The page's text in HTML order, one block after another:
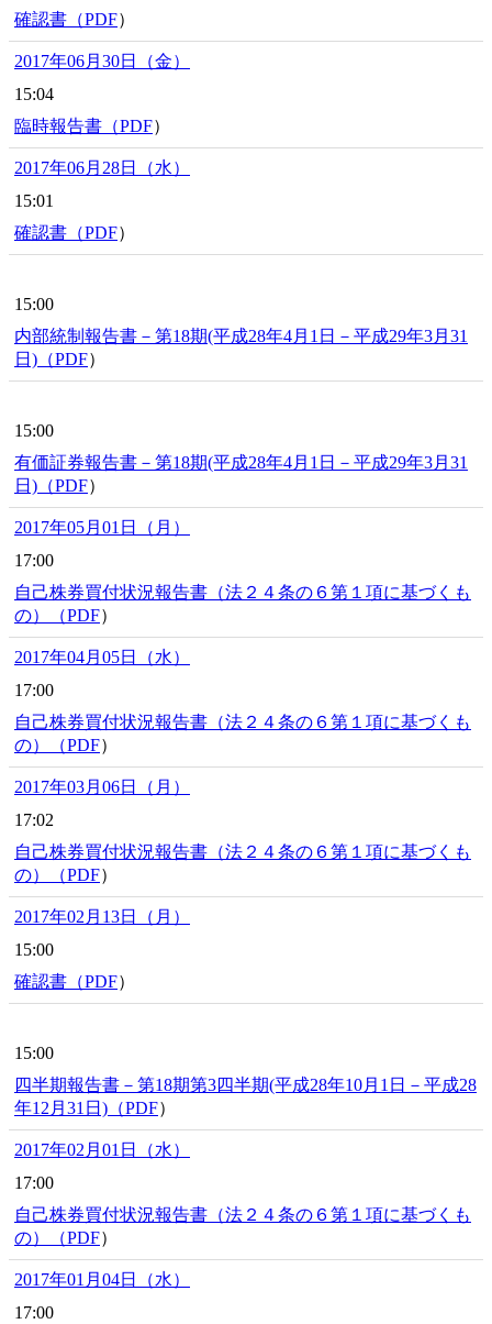
確認書（PDF）
2017年06月30日（金）
15:04
臨時報告書（PDF）
2017年06月28日（水）
15:01
確認書（PDF）
15:00
内部統制報告書－第18期(平成28年4月1日－平成29年3月31
日)（PDF）
15:00
有価証券報告書－第18期(平成28年4月1日－平成29年3月31
日)（PDF）
2017年05月01日（月）
17:00
自己株券買付状況報告書（法２４条の６第１項に基づくも
の）（PDF）
2017年04月05日（水）
17:00
自己株券買付状況報告書（法２４条の６第１項に基づくも
の）（PDF）
2017年03月06日（月）
17:02
自己株券買付状況報告書（法２４条の６第１項に基づくも
の）（PDF）
2017年02月13日（月）
15:00
確認書（PDF）
15:00
四半期報告書－第18期第3四半期(平成28年10月1日－平成28
年12月31日)（PDF）
2017年02月01日（水）
17:00
自己株券買付状況報告書（法２４条の６第１項に基づくも
の）（PDF）
2017年01月04日（水）
17:00